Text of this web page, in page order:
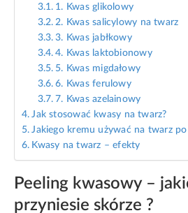
1. Kwas glikolowy
2. Kwas salicylowy na twarz
3. Kwas jabłkowy
4. Kwas laktobionowy
5. Kwas migdałowy
6. Kwas ferulowy
7. Kwas azelainowy
Jak stosować kwasy na twarz?
Jakiego kremu używać na twarz
Kwasy na twarz – efekty
Peeling kwasowy –
przyniesie skórze ?